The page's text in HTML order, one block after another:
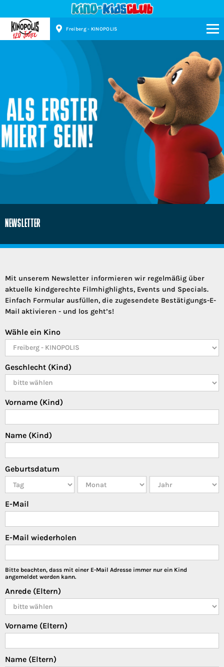
Freiberg - KINOPOLIS
NEWSLETTER
Mit unserem Newsletter informieren wir regelmäßig über
aktuelle kindgerechte Filmhighlights, Events und Specials.
Einfach Formular ausfüllen, die zugesendete Bestätigungs-E-
Mail aktivieren - und los geht’s!
Wähle ein Kino
Geschlecht (Kind)
Vorname (Kind)
Name (Kind)
Geburtsdatum
E-Mail
E-Mail wiederholen
Bitte beachten, dass mit einer E-Mail Adresse immer nur ein Kind
angemeldet werden kann.
Anrede (Eltern)
Vorname (Eltern)
Name (Eltern)